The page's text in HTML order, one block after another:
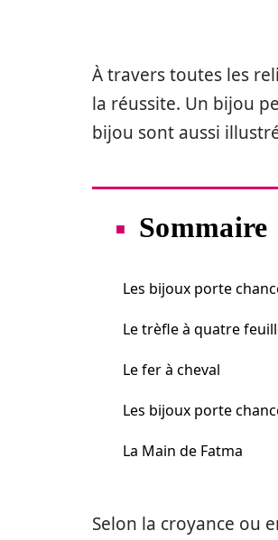
À travers toutes les
la réussite. Un bijou
bijou sont aussi
Sommaire
Les bijoux porte
Le trèfle à quatre
Le fer à cheval
Les bijoux porte
La Main de Fatma
Selon la croyance ou